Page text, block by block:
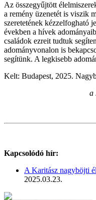
Az összegyűjtött
a remény üzenetét is viszik
szeretetének kézzelfogható
években a hívek
családok ezreit tudtuk
adományvonalon is
segítünk. A legkisebb
Kelt: Budapest, 2025.
a
Kapcsolódó hír:
A Karitász nagyböjti
2025.03.23.